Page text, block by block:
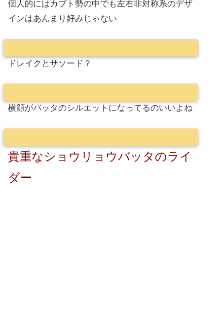
個人的にはカブト勢の中でも左右非対称系のデザ
インはあんまり好みじゃない
ドレイクとサソード？
横顔がバッタのシルエットになってるのいいよね
貴重なショウリョウバッタのライ
ダー